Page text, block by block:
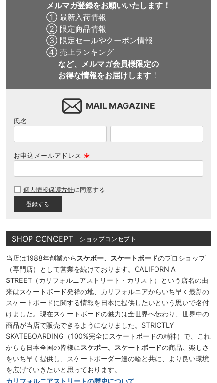
メルマガ登録をお願いいたします！
① 最新入荷情報
② 限定商品情報
③ 限定セールやクーポン情報
④ 売上ランキング
など、メルマガ会員様限定の
お得な情報をお届けします！
MAIL MAGAZINE
氏名
お申込メールアドレス
須
個人情報保護方針に同意する
SHOP CONCEPT ショップコンセプト
当店は1988年創業から スケボー、スケートボードのプロショップ
（専門店）として営業を続けております。CALIFORNIA
STREET（カリフォルニアストリート・カリスト）という店名の由
来はスケートボード発祥の地、カリフォルニアからいち早く最新の
スケートボードに関する情報を日本に提供したいという思いで名付
けました。現在スケートボードの魅力は全世界へ伝わり、世界中の
商品が当店で販売できるようになりました。STRICTLY
SKATEBOARDING（100%完全にスケートボードの精神）で、これ
からも日本全国の皆様に スケボー、スケートボードの商品、楽しさ
をいち早く提供し、スケートボーダー達の輪と共に、より良い環境
を広げていきたいと思っております。
カリフォルニアストリートの歴史について